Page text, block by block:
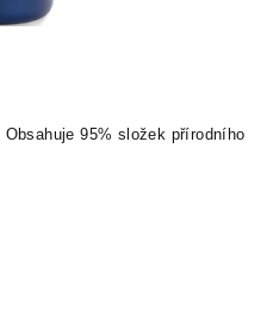
Obsahuje 95% složek přírodního